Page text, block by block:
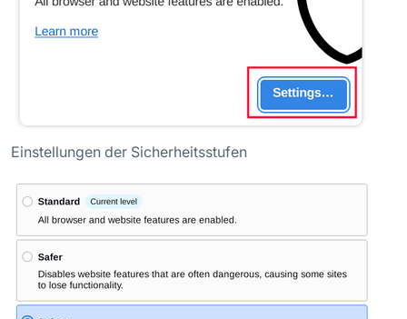
Einstellungen der Sicherheitsstufen